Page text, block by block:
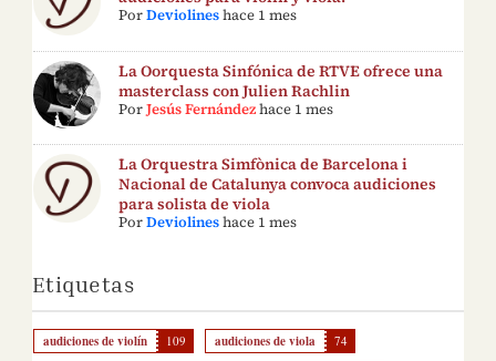
PorDeviolines hace 1 mes
La Oorquesta Sinfónica de RTVE ofrece una
masterclass con Julien Rachlin
PorJesús Fernández hace 1 mes
La Orquestra Simfònica de Barcelona i
Nacional de Catalunya convoca audiciones
para solista de viola
PorDeviolines hace 1 mes
Etiquetas
audiciones de violín 109 audiciones de viola 74